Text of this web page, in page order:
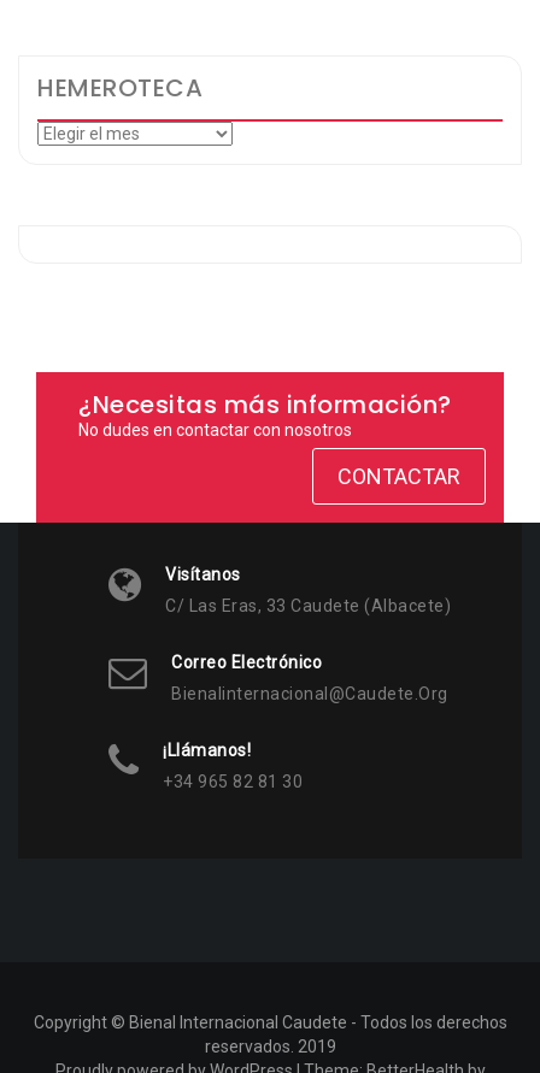
HEMEROTECA
Hemeroteca
¿Necesitas más información?
No dudes en contactar con nosotros
CONTACTAR
Visítanos
C/ Las Eras, 33 Caudete (Albacete)
Correo Electrónico
Bienalinternacional@caudete.org
¡Llámanos!
+34 965 82 81 30
Copyright © Bienal Internacional Caudete - Todos los derechos
reservados. 2019